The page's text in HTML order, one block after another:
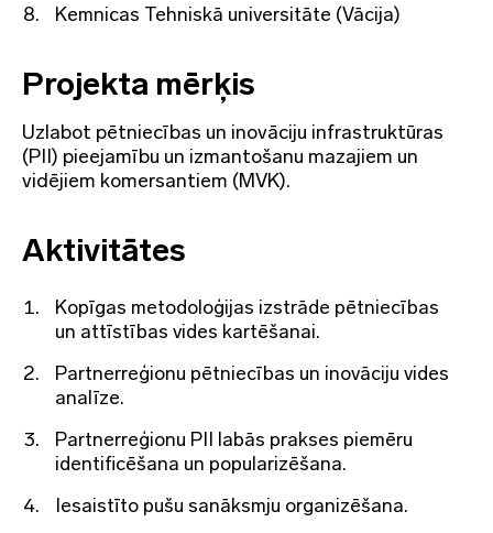
Kemnicas Tehniskā universitāte (Vācija)
Projekta mērķis
Uzlabot pētniecības un inovāciju infrastruktūras
(PII) pieejamību un izmantošanu mazajiem un
vidējiem komersantiem (MVK).
Aktivitātes
Kopīgas metodoloģijas izstrāde pētniecības
un attīstības vides kartēšanai.
Partnerreģionu pētniecības un inovāciju vides
analīze.
Partnerreģionu PII labās prakses piemēru
identificēšana un popularizēšana.
Iesaistīto pušu sanāksmju organizēšana.